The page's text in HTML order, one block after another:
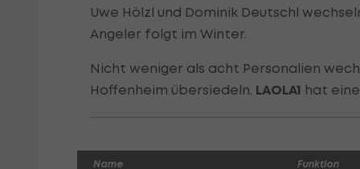
Uwe Hölzl und Dominik Deutschl
Angeler folgt im Winter.
Nicht weniger als acht Personalien
Hoffenheim übersiedeln. LAOLA1 hat
Name Funktion